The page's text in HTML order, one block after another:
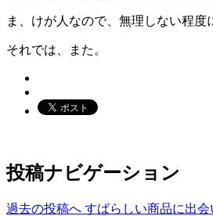
ま、けが人なので、無理しない程度
それでは、また。
投稿ナビゲーション
過去の投稿へ すばらしい商品に出会